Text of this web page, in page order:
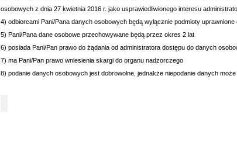
osobowych z dnia 27 kwietnia 2016 r. jako usprawiedliwionego interesu
4) odbiorcami Pani/Pana danych osobowych będą wyłącznie podmioty
5) Pani/Pana dane osobowe przechowywane będą przez okres 2 lat
6) posiada Pani/Pan prawo do żądania od administratora dostępu do danych
7) ma Pani/Pan prawo wniesienia skargi do organu nadzorczego
8) podanie danych osobowych jest dobrowolne, jednakże niepodanie danych